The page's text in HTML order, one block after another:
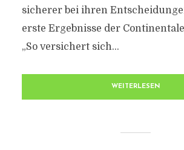
sicherer bei ihren
erste Ergebnisse der
„So versichert sich...
WEITERLESEN